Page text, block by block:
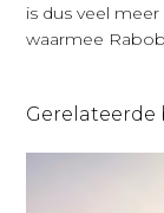
is dus veel
waarmee